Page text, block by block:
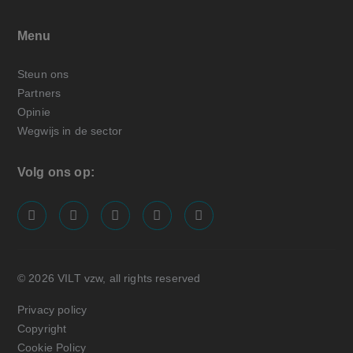
Menu
Steun ons
Partners
Opinie
Wegwijs in de sector
Volg ons op:
screenreader.visit us on our facebook page: https://
screenreader.visit us on our linkedin page:
screenreader.visit us on our
screenreader.visit us on our x
screenreader.visit us on
© 2026 VILT vzw, all rights reserved
Privacy policy
Copyright
Cookie Policy